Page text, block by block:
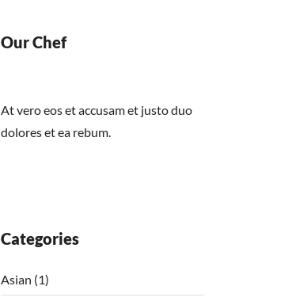
Our Chef
At vero eos et accusam et justo duo
dolores et ea rebum.
Categories
Asian (1)